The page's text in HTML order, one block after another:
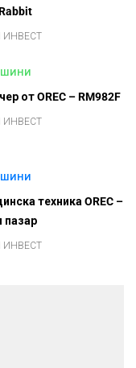
ИНВЕСТ
от OREC – RM982F
ИНВЕСТ
техника OREC –
пазар
ИНВЕСТ